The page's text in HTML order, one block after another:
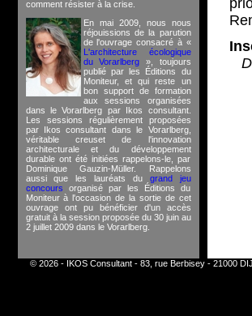
comment résister à la crise.
En mai 2009, nous nous
réjouissions de la parution
de l'ouvrage consacré à «
L'architecture écologique
du Vorarlberg », toujours
publié par les Éditions du
Moniteur, et qui reste un
bon support de formation
aux sessions organisées
dans le Vorarlberg par Ikos consultant.
Les sessions régulièrement proposées
par Ikos consultant dans le Vorarlberg,
véritable creuset de l'innovation
architecturale et du développement
durable ont été initiées rappelons-le, par
Dominique Gauzin-Müller. Rappelons
aussi que les lauréats du grand jeu
concours organisé par les Éditions du
Moniteur à l'occasion de la sortie de cet
ouvrage ont pu bénéficier d'un accès
gratuit à la session proposée du 30 juin au
2 juillet 2009 dans le Vorarlberg.
© 2026 - IKOS Consultant - 83, rue Berbisey - 21000